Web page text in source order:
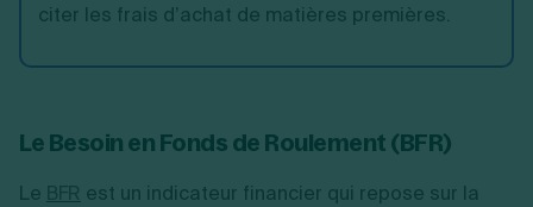
citer les frais d’achat de matières premières.
Le Besoin en Fonds de Roulement (BFR)
Le BFR est un indicateur financier qui repose sur la